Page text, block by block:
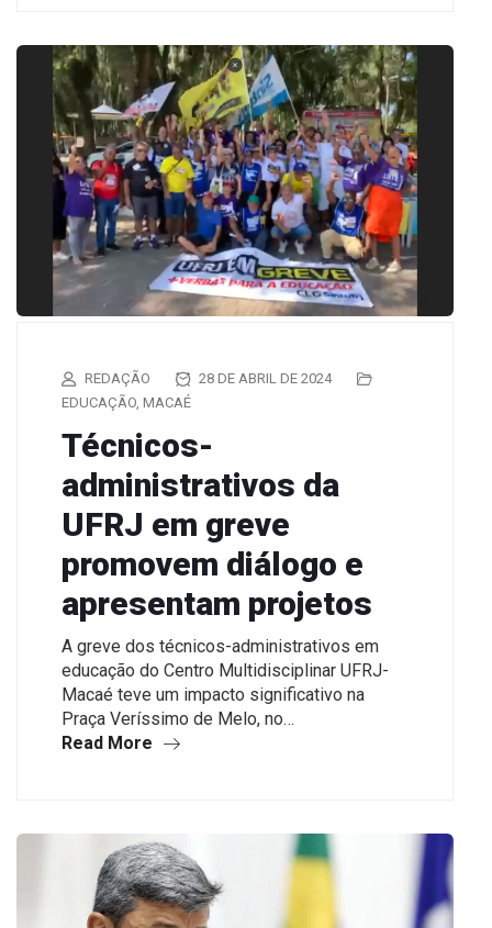
REDAÇÃO
28 DE ABRIL DE 2024
EDUCAÇÃO MACAÉ
Técnicos-
administrativos da
UFRJ em greve
promovem diálogo e
apresentam projetos
A greve dos técnicos-administrativos em
educação do Centro Multidisciplinar UFRJ-
Macaé teve um impacto significativo na
Praça Veríssimo de Melo, no…
Read More